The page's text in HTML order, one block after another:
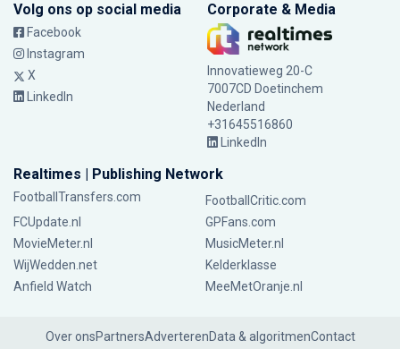
Volg ons op social media
Facebook
Instagram
X
LinkedIn
Corporate & Media
Innovatieweg 20-C
7007CD Doetinchem
Nederland
+31645516860
LinkedIn
Realtimes | Publishing Network
FootballTransfers.com
FootballCritic.com
FCUpdate.nl
GPFans.com
MovieMeter.nl
MusicMeter.nl
WijWedden.net
Kelderklasse
Anfield Watch
MeeMetOranje.nl
Over onsPartnersAdverterenData & algoritmenContact